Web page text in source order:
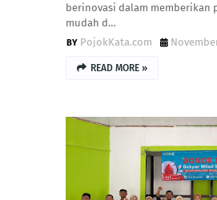
berinovasi dalam memberikan
mudah d…
PojokKata.com
READ MORE »